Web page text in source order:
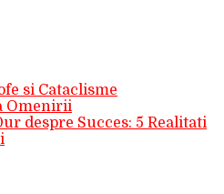
si Cataclisme
Omenirii
despre Succes: 5 Realitati